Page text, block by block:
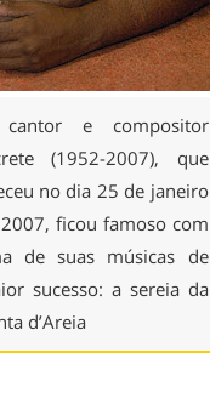
e compositor
(1952-2007), que
no dia 25 de janeiro
ficou famoso com
de suas músicas de
sucesso: a sereia da
d’Areia